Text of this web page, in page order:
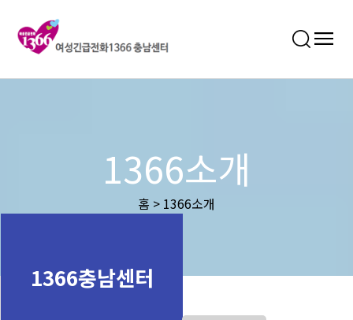
1366소개
홈 > 1366소개
1366충남센터